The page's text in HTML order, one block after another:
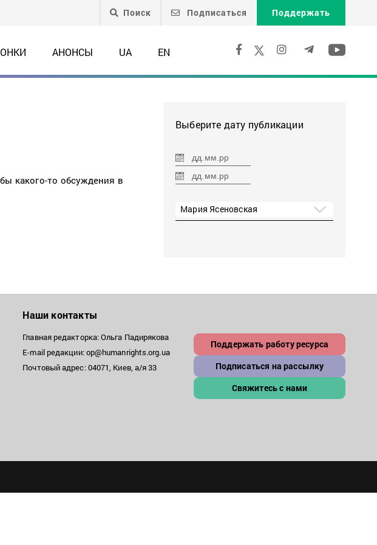
Поиск Подписаться Поддержать
АНОНСЫ UA EN
какого-то обсуждения в
Выберите дату публикации
Мария Ясеновская
Наши контакты
Главная редакторка: Ольга Падирякова
E-mail редакции: op@humanrights.org.ua
Почтовый адрес: 04071, Киев, а/я 33
Поддержать работу ресурса
Подписаться на рассылку
Свяжитесь с нами